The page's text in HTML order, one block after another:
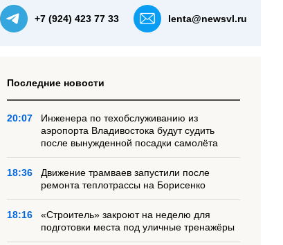
+7 (924) 423 77 33 lenta@newsvl.ru
Последние новости
20:07
Инженера по техобслуживанию из
аэропорта Владивостока будут судить
после вынужденной посадки самолёта
18:36
Движение трамваев запустили после
ремонта теплотрассы на Борисенко
18:16
«Строитель» закроют на неделю для
подготовки места под уличные тренажёры